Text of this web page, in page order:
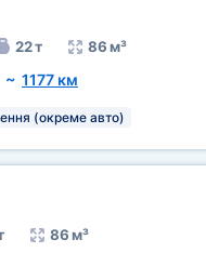
22 т 86 м³
~ 1177 км
(окреме авто)
86 м³